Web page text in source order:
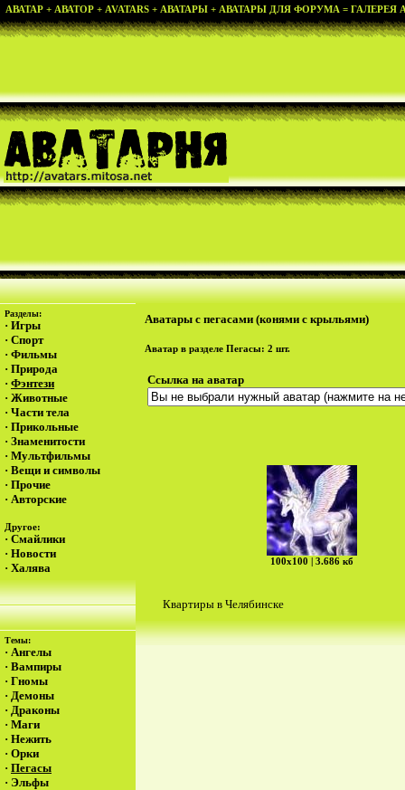
АВАТАР + АВАТОР + AVATARS + АВАТАРЫ + АВАТАРЫ ДЛЯ ФОРУМА = ГАЛЕРЕЯ
Разделы:
· Игры
· Спорт
· Фильмы
· Природа
· Фэнтези
· Животные
· Части тела
· Прикольные
· Знаменитости
· Мультфильмы
· Вещи и символы
· Прочие
· Авторские
Другое:
· Смайлики
· Новости
· Халява
Темы:
· Ангелы
· Вампиры
· Гномы
· Демоны
· Драконы
· Маги
· Нежить
· Орки
· Пегасы
· Эльфы
Аватары с пегасами (конями с крыльями)
Аватар в разделе Пегасы: 2 шт.
Ссылка на аватар
100х100 | 3.686 кб
Квартиры в Челябинске